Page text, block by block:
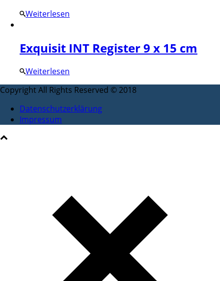
Weiterlesen
Exquisit INT Register 9 x 15 cm
Weiterlesen
Copyright All Rights Reserved © 2018
Datenschutzerklärung
Impressum